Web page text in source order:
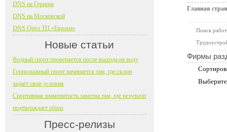
Главная
Поиск
Фирмы
DNS на Герцена
DNS на Московской
DNS Орёл ТЦ «Европа»
Новые статьи
Водный спорт проверяется после выхода на воду
Горнолыжный спорт начинается там, где склон
задаёт свои условия
Спортивная знаменитость заметна там, где результат
подтверждает образ
Пресс-релизы